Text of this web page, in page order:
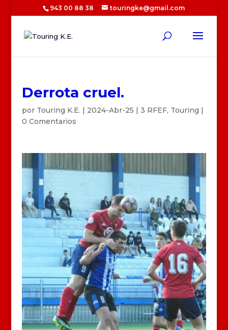
943 00 88 38 touringke@gmail.com
Derrota cruel.
por Touring K.E. | 2024-Abr-25 | 3 RFEF, Touring |
0 Comentarios